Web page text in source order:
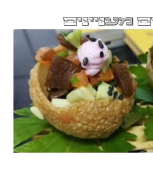
מעניינים